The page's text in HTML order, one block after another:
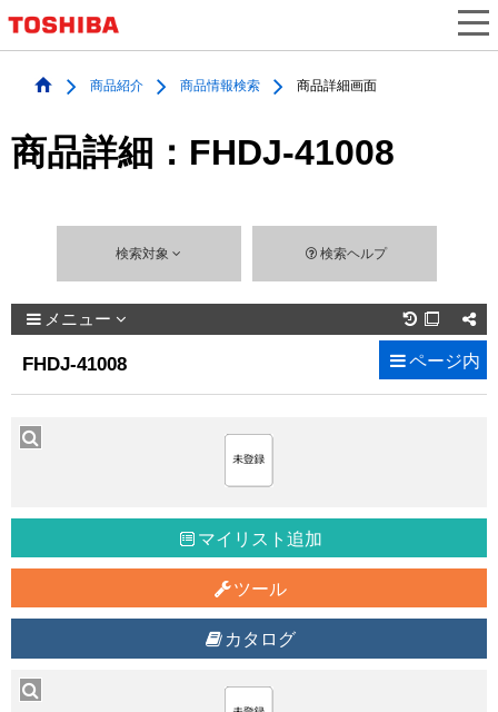
商品紹介 商品情報検索 商品詳細画面
商品詳細：FHDJ-41008
検索対象 検索ヘルプ
メニュー 
FHDJ-41008 ページ内
マイリスト追加
ツール
カタログ